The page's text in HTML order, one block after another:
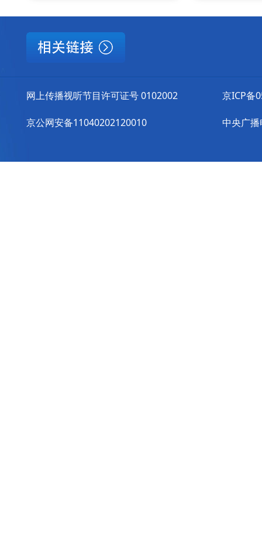
网上传播视听节目许可证号 0102002
京公网安备11040202120010
京ICP备
中央广